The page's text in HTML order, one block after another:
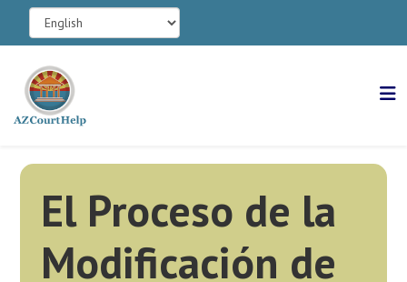
El Proceso de la
Modificación de